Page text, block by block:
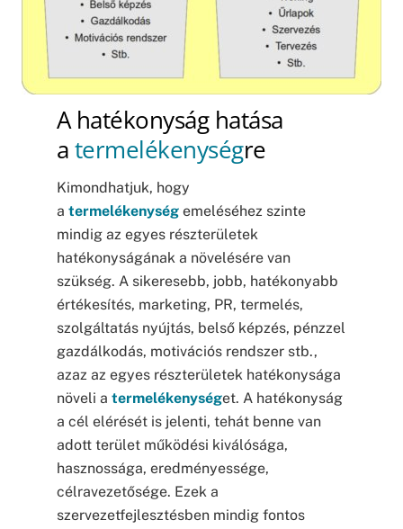
A hatékonyság hatása
a termelékenységre
Kimondhatjuk, hogy
a termelékenységemeléséhez szinte
mindig az egyes részterületek
hatékonyságának a növelésére van
szükség. A sikeresebb, jobb, hatékonyabb
értékesítés, marketing, PR, termelés,
szolgáltatás nyújtás, belső képzés, pénzzel
gazdálkodás, motivációs rendszer stb.,
azaz az egyes részterületek hatékonysága
növeli a termelékenységet. A hatékonyság
a cél elérését is jelenti, tehát benne van
adott terület működési kiválósága,
hasznossága, eredményessége,
célravezetősége. Ezek a
szervezetfejlesztésben mindig fontos